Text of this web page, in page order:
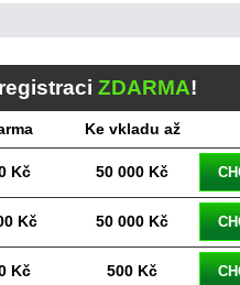
ZDARMA!
Ke vkladu až
Kč 50 000 Kč
Kč 50 000 Kč
Kč 500 Kč